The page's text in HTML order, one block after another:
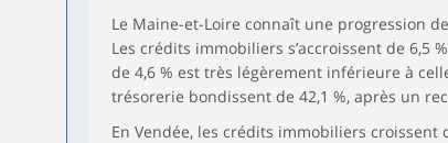
Le Maine-et-Loire connaît une progression de
Les crédits immobiliers s’accroissent de 6,5
de 4,6 % est très légèrement inférieure à
trésorerie bondissent de 42,1 %, après un
En Vendée, les crédits immobiliers croissent